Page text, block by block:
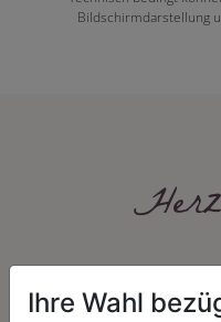
Bildschirmdarstellung
Ihre Wahl